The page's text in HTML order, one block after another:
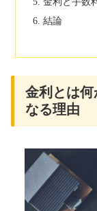
結論
金利とは
なる理由